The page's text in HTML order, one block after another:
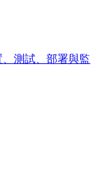
測試、部署與監